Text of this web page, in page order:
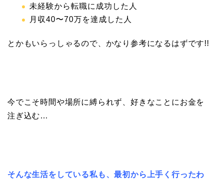
未経験から転職に成功した人
月収40〜70万を達成した人
とかもいらっしゃるので、かなり参考になるはずです!!
今でこそ時間や場所に縛られず、好きなことにお金を
注ぎ込む…
そんな生活をしている私も、最初から上手く行ったわ